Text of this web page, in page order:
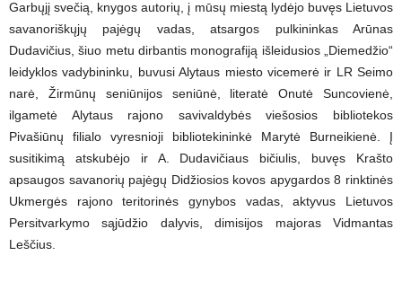
Garbųjį svečią, knygos autorių, į mūsų miestą lydėjo buvęs Lietuvos
savanoriškųjų pajėgų vadas, atsargos pulkininkas Arūnas
Dudavičius, šiuo metu dirbantis monografiją išleidusios „Diemedžio“
leidyklos vadybininku, buvusi Alytaus miesto vicemerė ir LR Seimo
narė, Žirmūnų seniūnijos seniūnė, literatė Onutė Suncovienė,
ilgametė Alytaus rajono savivaldybės viešosios bibliotekos
Pivašiūnų filialo vyresnioji bibliotekininkė Marytė Burneikienė. Į
susitikimą atskubėjo ir A. Dudavičiaus bičiulis, buvęs Krašto
apsaugos savanorių pajėgų Didžiosios kovos apygardos 8 rinktinės
Ukmergės rajono teritorinės gynybos vadas, aktyvus Lietuvos
Persitvarkymo sąjūdžio dalyvis, dimisijos majoras Vidmantas
Leščius.